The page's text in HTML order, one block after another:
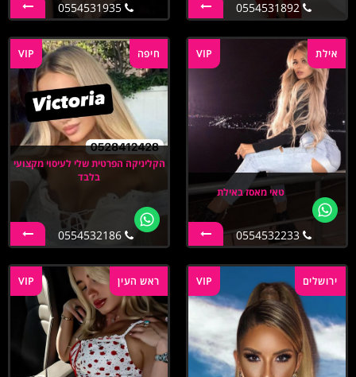
0554531892
0554531935
VIP אילת
טאי מאסז באילת
0554532233
VIP חיפה
הקליניקה הפרטית שלי לעיסוי מקצועי
בלבד
0554532186
VIP ירושלים VIP ראש העין